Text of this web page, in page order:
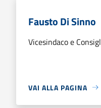
Fausto Di Sinno
Vicesindaco e
VAI ALLA PAGINA